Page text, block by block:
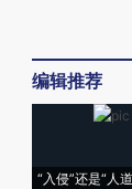
编辑推荐
“入侵”还是“人